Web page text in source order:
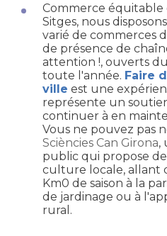
Commerce équitable
Sitges, nous
varié de commerces
de présence de
attention !, ouverts
toute l'année. Faire
ville est une
représente un
continuer à en
Vous ne pouvez pas
Sciències Can Girona,
public qui propose
culture locale, allant
Km0 de saison à la
de jardinage ou à
rural.